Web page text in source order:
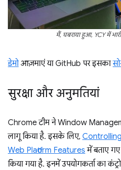
मैं, घबराया हुआ, YCY में
डेमोआज़माएं या GitHub पर इसका
सुरक्षा और अनुमतियां
Chrome टीम ने Window
लागू किया है. इसके लिए,
Web Platform Features में बताए गए
किया गया है. इनमें उपयोगकर्ता का